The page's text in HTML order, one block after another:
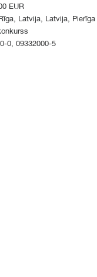
EUR
Latvija, Latvija, Pierīga
0, 09332000-5